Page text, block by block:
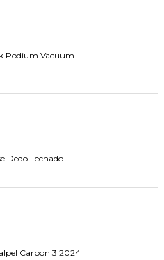
Podium Vacuum
Dedo Fechado
Carbon 3 2024